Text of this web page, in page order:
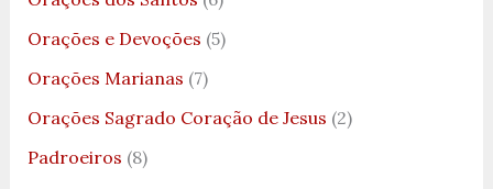
Orações e Devoções (5)
Orações Marianas (7)
Orações Sagrado Coração de Jesus (2)
Padroeiros (8)